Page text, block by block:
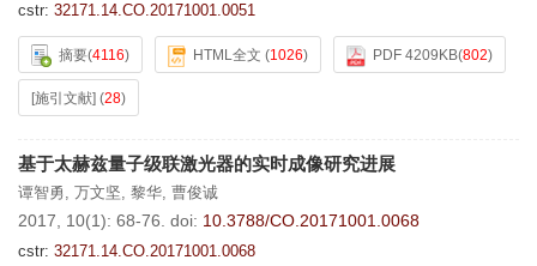
cstr: 32171.14.CO.20171001.0051
摘要(4116) HTML全文 (1026) PDF 4209KB(802)
[施引文献] (28)
基于太赫兹量子级联激光器的实时成像研究进展
谭智勇, 万文坚, 黎华, 曹俊诚
2017, 10(1): 68-76. doi: 10.3788/CO.20171001.0068
cstr: 32171.14.CO.20171001.0068